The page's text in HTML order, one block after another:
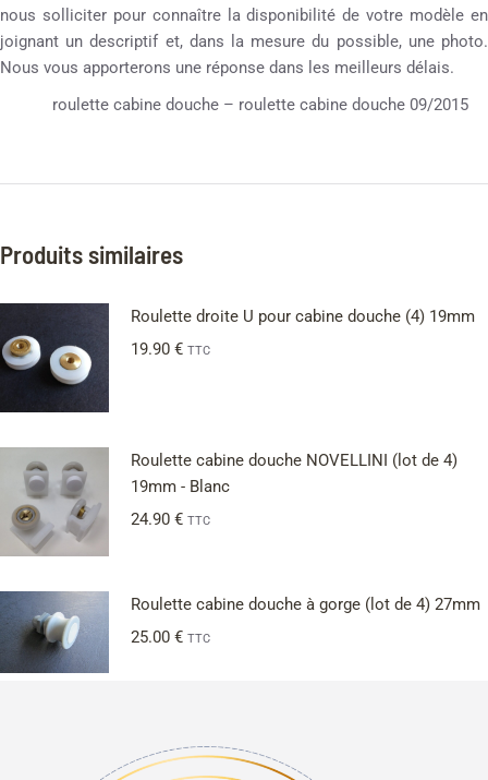
nous solliciter pour connaître la disponibilité de votre modèle en
joignant un descriptif et, dans la mesure du possible, une photo.
Nous vous apporterons une réponse dans les meilleurs délais.
roulette cabine douche – roulette cabine douche 09/2015
Produits similaires
Roulette droite U pour cabine douche (4) 19mm
19.90 € TTC
Roulette cabine douche NOVELLINI (lot de 4)
19mm - Blanc
24.90 € TTC
Roulette cabine douche à gorge (lot de 4) 27mm
25.00 € TTC